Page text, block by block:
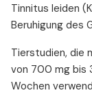
Tinnitus leiden
Beruhigung des
Tierstudien, die
von 700 mg bis
Wochen